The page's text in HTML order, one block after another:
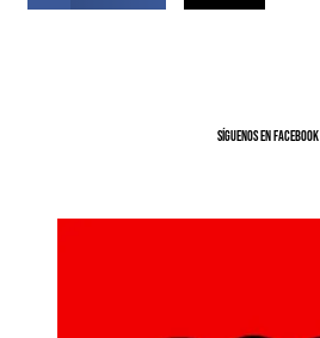
SíGUENOS EN FACEBOOK